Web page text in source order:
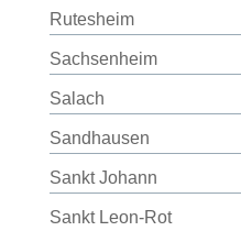
Rutesheim
Sachsenheim
Salach
Sandhausen
Sankt Johann
Sankt Leon-Rot